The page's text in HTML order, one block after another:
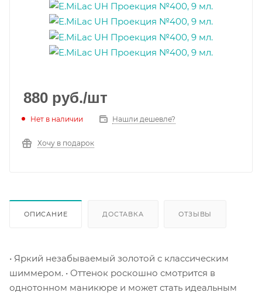
880 руб./шт
Нет в наличии Нашли дешевле?
Хочу в подарок
ОПИСАНИЕ ДОСТАВКА ОТЗЫВЫ
• Яркий незабываемый золотой с классическим
шиммером. • Оттенок роскошно смотрится в
однотонном маникюре и может стать идеальным